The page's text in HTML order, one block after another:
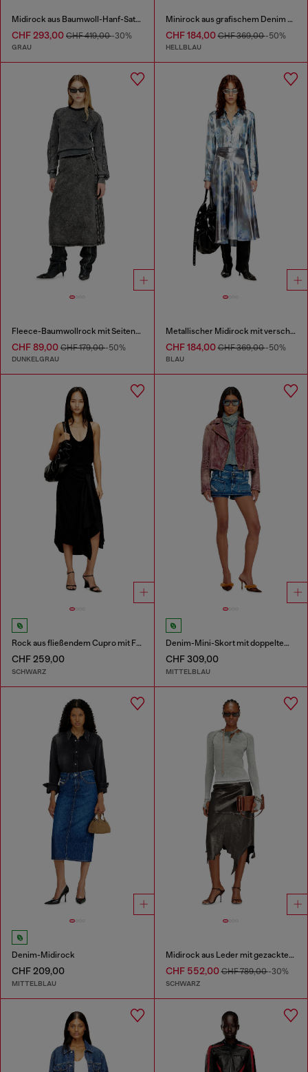
Midirock aus Baumwoll-Hanf-Satin-Denim
CHF 293,00 CHF 419,00-30%
GRAU
Minirock aus grafischem Denim mit Kristallen
CHF 184,00CHF 369,00-50%
HELLBLAU
Fleece-Baumwollrock mit Seitenstreifen
CHF 89,00 CHF 179,00-50%
DUNKELGRAU
Metallischer Midirock mit verschwommenem Rosenmuster
CHF 184,00CHF 369,00-50%
BLAU
Rock aus fließendem Cupro mit Frontknoten
CHF 259,00
SCHWARZ
Denim-Mini-Skort mit doppeltem Bund
CHF 309,00
MITTELBLAU
Denim-Midirock
CHF 209,00
MITTELBLAU
Midirock aus Leder mit gezacktem Saum
CHF 552,00CHF 789,00-30%
SCHWARZ